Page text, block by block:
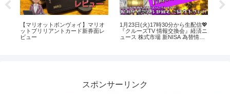
【マリオットボンヴォイ】マリオ
ットブリリアントカード新券面レ
ビュー
1月23日(火)17時30分から生配信💖
『クルーズTV 情報交換会』経済ニ
ュース 株式市場 新NISA 為替情報
スポンサーリンク